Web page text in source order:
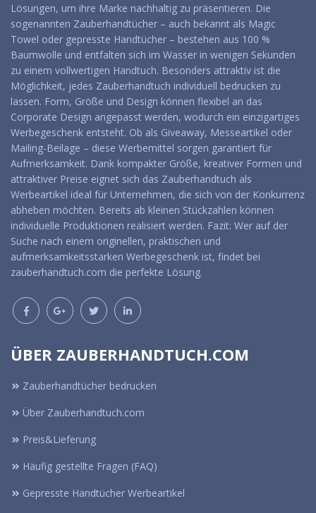
Lösungen, um ihre Marke nachhaltig zu präsentieren. Die
sogenannten Zauberhandtücher – auch bekannt als Magic
Towel oder gepresste Handtücher – bestehen aus 100 %
Baumwolle und entfalten sich im Wasser in wenigen Sekunden
zu einem vollwertigen Handtuch. Besonders attraktiv ist die
Möglichkeit, jedes Zauberhandtuch individuell bedrucken zu
lassen. Form, Größe und Design können flexibel an das
Corporate Design angepasst werden, wodurch ein einzigartiges
Werbegeschenk entsteht. Ob als Giveaway, Messeartikel oder
Mailing-Beilage – diese Werbemittel sorgen garantiert für
Aufmerksamkeit. Dank kompakter Größe, kreativer Formen und
attraktiver Preise eignet sich das Zauberhandtuch als
Werbeartikel ideal für Unternehmen, die sich von der Konkurrenz
abheben möchten. Bereits ab kleinen Stückzahlen können
individuelle Produktionen realisiert werden. Fazit: Wer auf der
Suche nach einem originellen, praktischen und
aufmerksamkeitsstarken Werbegeschenk ist, findet bei
zauberhandtuch.com die perfekte Lösung.
ÜBER ZAUBERHANDTUCH.COM
Zauberhandtücher bedrucken
Über Zauberhandtuch.com
Preis&Lieferung
Häufig gestellte Fragen (FAQ)
Gepresste Handtücher Werbeartikel